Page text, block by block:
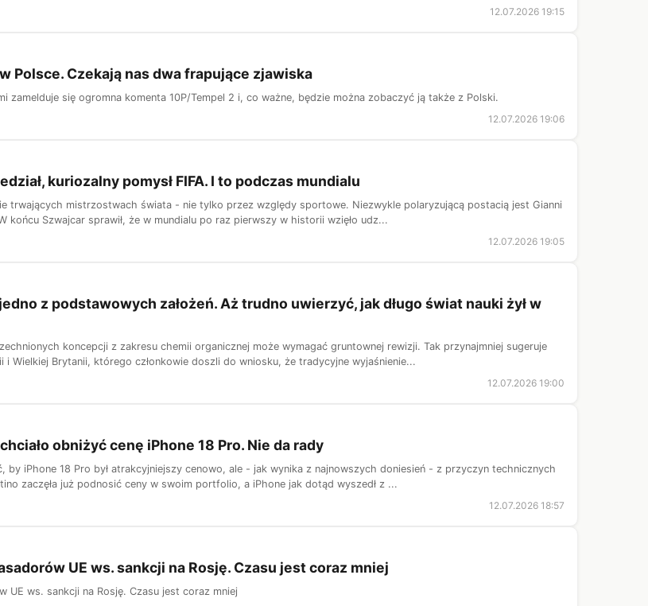
12.07.2026 19:15
Polsce. Czekają nas dwa frapujące zjawiska
zamelduje się ogromna komenta 10P/Tempel 2 i, co ważne, będzie można zobaczyć ją także z Polski.
12.07.2026 19:06
kuriozalny pomysł FIFA. I to podczas mundialu
trwających mistrzostwach świata - nie tylko przez względy sportowe. Niezwykle polaryzującą postacią jest Gianni
końcu Szwajcar sprawił, że w mundialu po raz pierwszy w historii wzięło udz...
12.07.2026 19:05
z podstawowych założeń. Aż trudno uwierzyć, jak długo świat nauki żył w
koncepcji z zakresu chemii organicznej może wymagać gruntownej rewizji. Tak przynajmniej sugeruje
i Wielkiej Brytanii, którego członkowie doszli do wniosku, że tradycyjne wyjaśnienie...
12.07.2026 19:00
obniżyć cenę iPhone 18 Pro. Nie da rady
by iPhone 18 Pro był atrakcyjniejszy cenowo, ale - jak wynika z najnowszych doniesień - z przyczyn technicznych
zaczęła już podnosić ceny w swoim portfolio, a iPhone jak dotąd wyszedł z ...
12.07.2026 18:57
UE ws. sankcji na Rosję. Czasu jest coraz mniej
UE ws. sankcji na Rosję. Czasu jest coraz mniej